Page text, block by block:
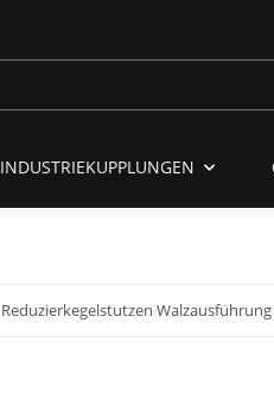
INDUSTRIEKUPPLUNGEN
Reduzierkegelstutzen Walzausführung